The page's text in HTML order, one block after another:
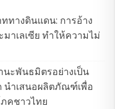
ทางดินแดน: การอ้าง
าเลเซีย ทำให้ความไม่
นะพันธมิตรอย่างเป็น
นำเสนอผลิตภัณฑ์เพื่อ
คชาวไทย